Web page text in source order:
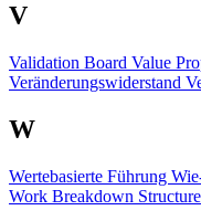
V
Validation Board Value
Veränderungswiderstand
W
Wertebasierte Führung
Work Breakdown Structure